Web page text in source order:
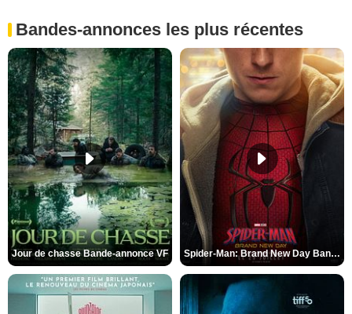
Bandes-annonces les plus récentes
Jour de chasse Bande-annonce VF Spider-Man: Brand New Day Bande-annonce (3) VO STFR